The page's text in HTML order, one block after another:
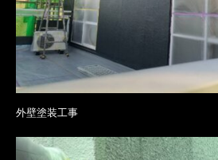
外壁塗装工事